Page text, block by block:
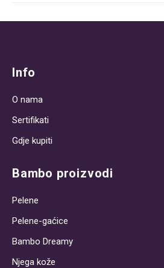
Post
Info
O nama
Sertifikati
Gdje kupiti
Bambo proizvodi
Pelene
Pelene-gaćice
Bambo Dreamy
Njega kože